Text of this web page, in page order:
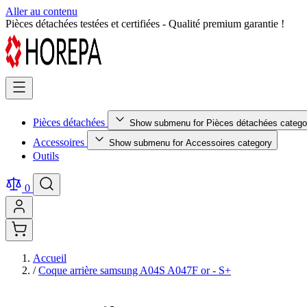
Aller au contenu
Retour facile sous 14 jours - Achetez en toute sérénité !
Pièces détachées Show submenu for Pièces détachées
Accessoires Show submenu for Accessoires category
Outils
0
Accueil
/ Coque arrière samsung A04S A047F or - S+